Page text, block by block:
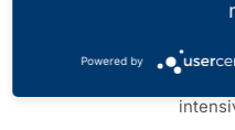
2026
Powered by